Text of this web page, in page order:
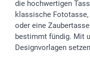
B2B smartbusiness
Widerrufsrecht
Geburt
Zu allen Anlässen
Sitemap
Status der Bestellung
smartfriends
smartgarantie
die hochwertigen
klassische
oder eine
bestimmt fündig. Mit
Designvorlagen